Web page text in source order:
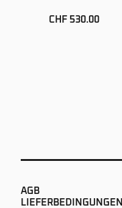
CHF 530.00
AGB
LIEFERBEDINGUNGEN